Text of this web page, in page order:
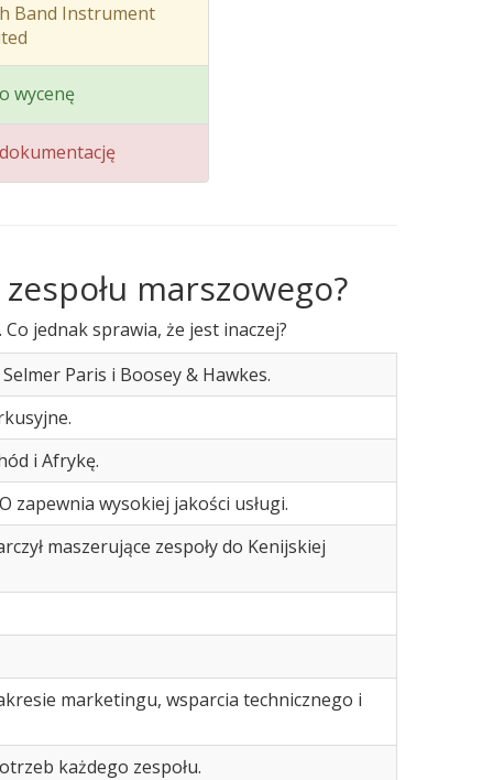
Band Instrument
wycenę
marszowego?
jednak sprawia, że ​​jest inaczej?
Paris i Boosey & Hawkes.
i Afrykę.
zapewnia wysokiej jakości usługi.
maszerujące zespoły do ​​Kenijskiej
marketingu, wsparcia technicznego i
każdego zespołu.